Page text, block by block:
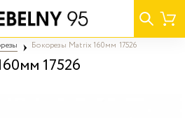
Бокорезы Matrix 160мм 17526
17526